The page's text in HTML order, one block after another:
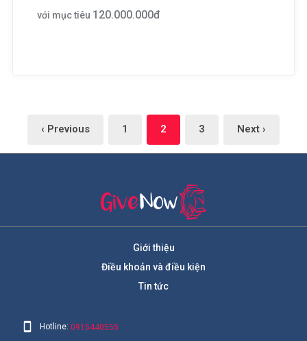
với mục tiêu 120.000.000đ
‹ Previous 1 2 3 Next ›
Giới thiệu
Điều khoản và điều kiện
Tin tức
Hotline:0915440555